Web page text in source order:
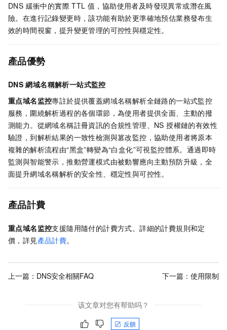
DNS 緩衝中的實際 TTL 值，協助使用者及時發現異常或潛在風
險。在進行記錄變更時，該功能有助於更準確地預估業務發布生
效的時間視窗，提升變更管理的可控性與穩定性。
產品優勢
DNS 網域名稱解析一站式監控
重点域名监控專註於提供覆蓋網域名稱解析全鏈路的一站式監控
服務，圍繞解析過程的各個環節，為使用者提供全面、主動的撥
測能力。從網域名稱註冊資訊的合規性管理、NS 授權鏈的有效性
驗證，到解析結果的一致性檢測與篡改監控，協助使用者將原本
複雜的解析流程由“黑盒”轉變為“白盒化”可視監控體系。通過即時
監測與智能警示，推動營運模式由被動響應向主動預防升級，全
面提升網域名稱解析的安全性、穩定性與可控性。
產品計費
重点域名监控支援隨用隨付的計費方式。詳細的計費規則和定
價，詳見產品計費。
上一篇： DNS安全相關FAQ 下一篇： 使用限制
该文章对您有帮助吗？
反饋